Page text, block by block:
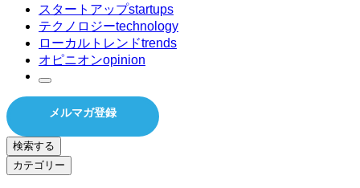
スタートアップstartups
テクノロジーtechnology
ローカルトレンドtrends
オピニオンopinion
メルマガ登録
検索する
カテゴリー